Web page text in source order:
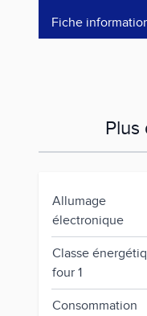
Fiche
Plus
Allumage
électronique
Classe
four 1
Consommation